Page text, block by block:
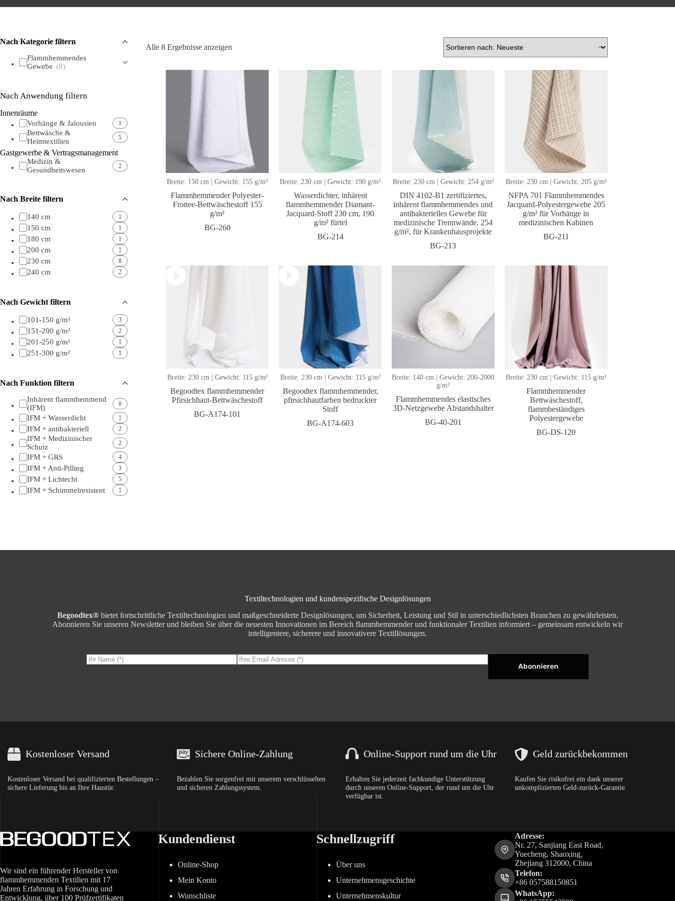
Alle 8 Ergebnisse anzeigen
Breite: 150 cm | Gewicht: 155 g/m²
Flammhemmender Polyester-
Frottee-Bettwäschestoff 155
g/m²
BG-260
Breite: 230 cm | Gewicht: 190 g/m²
Wasserdichter, inhärent
flammhemmender Diamant-
Jacquard-Stoff 230 cm, 190
g/m² fürtel
BG-214
Breite: 230 cm | Gewicht: 254 g/m²
DIN 4102-B1 zertifiziertes,
inhärent flammhemmendes und
antibakterielles Gewebe für
medizinische Trennwände, 254
g/m², für Krankenhausprojekte
BG-213
Breite: 230 cm | Gewicht: 205 g/m²
NFPA 701 Flammhemmendes
Jacquard-Polyestergewebe 205
g/m² für Vorhänge in
medizinischen Kabinen
BG-211
Breite: 230 cm | Gewicht: 115 g/m²
Begoodtex flammhemmender
Pfirsichhaut-Bettwäschestoff
BG-A174-101
Breite: 230 cm | Gewicht: 115 g/m²
Begoodtex flammhemmender,
pfirsichhautfarben bedruckter
Stoff
BG-A174-603
Breite: 140 cm | Gewicht: 200-2000
g/m²
Flammhemmendes elastisches
3D-Netzgewebe Abstandshalter
BG-40-201
Breite: 230 cm | Gewicht: 115 g/m²
Flammhemmender
Bettwäschestoff,
flammbeständiges
Polyestergewebe
BG-DS-120
Nach Kategorie filtern
Flammhemmendes
Gewebe (8)
Nach Anwendung filtern
Innenräume
Vorhänge & Jalousien 1
Bettwäsche &
Heimtextilien
5
Gastgewerbe & Vertragsmanagement
Medizin &
Gesundheitswesen
2
Nach Breite filtern
140 cm 1
150 cm 1
180 cm 1
200 cm 1
230 cm 8
240 cm 2
Nach Gewicht filtern
101-150 g/m² 3
151-200 g/m² 2
201-250 g/m² 1
251-300 g/m² 1
Nach Funktion filtern
Inhärent flammhemmend
(IFM)
8
IFM + Wasserdicht 1
IFM + antibakteriell 2
IFM + Medizinischer
Schutz
2
IFM + GRS 4
IFM + Anti-Pilling 3
IFM + Lichtecht 5
IFM + Schimmelresistent 1
Textiltechnologien und kundenspezifische Designlösungen
Begoodtex®bietet fortschrittliche Textiltechnologien und maßgeschneiderte Designlösungen, um Sicherheit, Leistung und Stil in unterschiedlichsten Branchen zu gewährleisten.
Abonnieren Sie unseren Newsletter und bleiben Sie über die neuesten Innovationen im Bereich flammhemmender und funktionaler Textilien informiert – gemeinsam entwickeln wir
intelligentere, sicherere und innovativere Textillösungen.
Abonnieren
Kostenloser Versand
Kostenloser Versand bei qualifizierten Bestellungen –
sichere Lieferung bis an Ihre Haustür.
Sichere Online-Zahlung
Bezahlen Sie sorgenfrei mit unserem verschlüsselten
und sicheren Zahlungssystem.
Online-Support rund um die Uhr
Erhalten Sie jederzeit fachkundige Unterstützung
durch unseren Online-Support, der rund um die Uhr
verfügbar ist.
Geld zurückbekommen
Kaufen Sie risikofrei ein dank unserer
unkomplizierten Geld-zurück-Garantie.
Wir sind ein führender Hersteller von
flammhemmenden Textilien mit 17
Jahren Erfahrung in Forschung und
Entwicklung, über 100 Prüfzertifikaten
Kundendienst
Online-Shop
Mein Konto
Wunschliste
Schnellzugriff
Über uns
Unternehmensgeschichte
Unternehmenskultur
Adresse:
Nr. 27, Sanjiang East Road,
Yuecheng, Shaoxing,
Zhejiang 312000, China
Telefon:
+86 057588150851
WhatsApp: